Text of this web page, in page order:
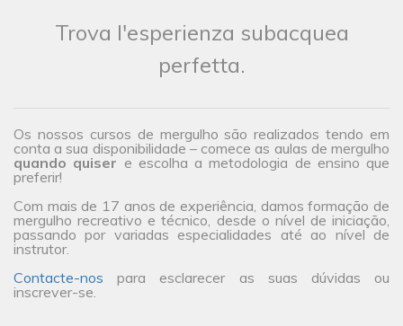
Trova l'esperienza subacquea
perfetta.
Os nossos cursos de mergulho são realizados tendo em
conta a sua disponibilidade – comece as aulas de mergulho
quando quiser e escolha a metodologia de ensino que
preferir!
Com mais de 17 anos de experiência, damos formação de
mergulho recreativo e técnico, desde o nível de iniciação,
passando por variadas especialidades até ao nível de
instrutor.
Contacte-nos para esclarecer as suas dúvidas ou
inscrever-se.